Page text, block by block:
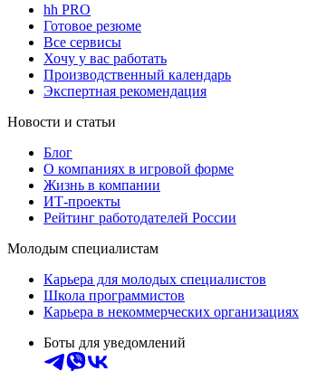
hh PRO
Готовое резюме
Все сервисы
Хочу у вас работать
Производственный календарь
Экспертная рекомендация
Новости и статьи
Блог
О компаниях в игровой форме
Жизнь в компании
ИТ-проекты
Рейтинг работодателей России
Молодым специалистам
Карьера для молодых специалистов
Школа программистов
Карьера в некоммерческих организациях
Боты для уведомлений